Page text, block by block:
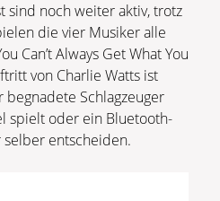
sind noch weiter aktiv, trotz
die vier Musiker alle
Can’t Always Get What You
von Charlie Watts ist
Schlagzeuger
spielt oder ein Bluetooth-
entscheiden.